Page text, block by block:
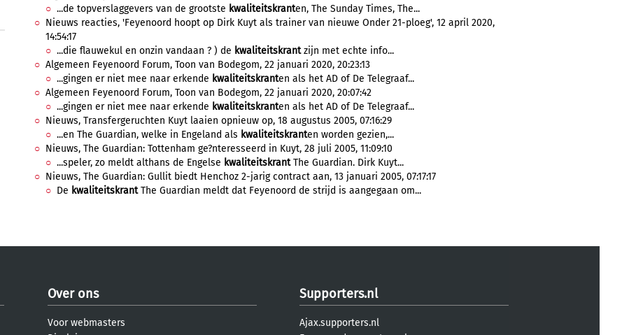
...de topverslaggevers van de grootste kwaliteitskranten, The Sunday Times, The...
Nieuws reacties, 'Feyenoord hoopt op Dirk Kuyt als trainer van nieuwe Onder 21-ploeg', 12 april 2020,
14:54:17
...die flauwekul en onzin vandaan ? ) de kwaliteitskrantzijn met echte info...
Algemeen Feyenoord Forum, Toon van Bodegom, 22 januari 2020, 20:23:13
...gingen er niet mee naar erkende kwaliteitskranten als het AD of De Telegraaf...
Algemeen Feyenoord Forum, Toon van Bodegom, 22 januari 2020, 20:07:42
...gingen er niet mee naar erkende kwaliteitskranten als het AD of De Telegraaf...
Nieuws, Transfergeruchten Kuyt laaien opnieuw op, 18 augustus 2005, 07:16:29
...en The Guardian, welke in Engeland als kwaliteitskranten worden gezien,...
Nieuws, The Guardian: Tottenham ge?nteresseerd in Kuyt, 28 juli 2005, 11:09:10
...speler, zo meldt althans de Engelse kwaliteitskrantThe Guardian. Dirk Kuyt...
Nieuws, The Guardian: Gullit biedt Henchoz 2-jarig contract aan, 13 januari 2005, 07:17:17
De kwaliteitskrantThe Guardian meldt dat Feyenoord de strijd is aangegaan om...
Over ons
Voor webmasters
Supporters.nl
Ajax.supporters.nl